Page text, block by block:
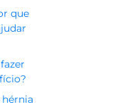
que